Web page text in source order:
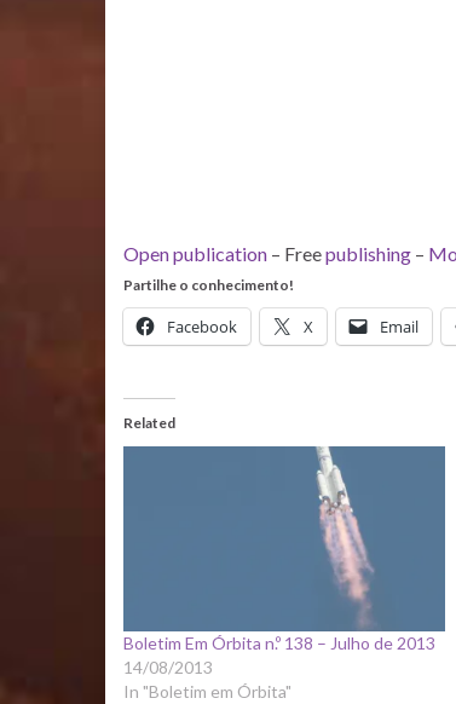
Open publication – Freepublishing –
Partilhe o conhecimento!
Facebook X Email
Related
Boletim Em Órbita n.º 138 – Julho de 2013
14/08/2013
In "Boletim em Órbita"